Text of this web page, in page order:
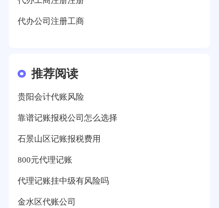
代办公司注册工商
推荐阅读
贵阳会计代账风险
靠谱记账报税公司怎么选择
石景山区记账报税费用
800元代理记账
代理记账挂中级有风险吗
金水区代账公司